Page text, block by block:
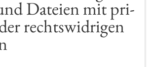
Da­tei­en mit pri­
rechts­wid­ri­gen